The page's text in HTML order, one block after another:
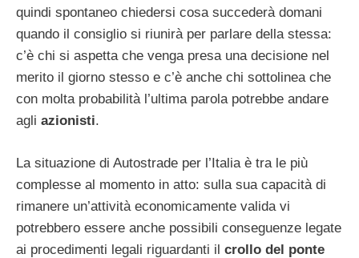
quindi spontaneo chiedersi cosa succederà domani
quando il consiglio si riunirà per parlare della stessa:
c’è chi si aspetta che venga presa una decisione nel
merito il giorno stesso e c’è anche chi sottolinea che
con molta probabilità l’ultima parola potrebbe andare
agli azionisti.
La situazione di Autostrade per l’Italia è tra le più
complesse al momento in atto: sulla sua capacità di
rimanere un’attività economicamente valida vi
potrebbero essere anche possibili conseguenze legate
ai procedimenti legali riguardanti il crollo del ponte